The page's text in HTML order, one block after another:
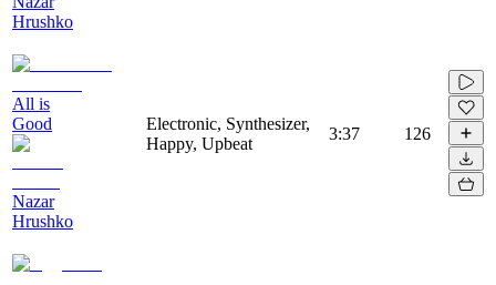
Hrushko
All is
Good
Nazar
Hrushko
Electronic, Synthesizer,
Happy, Upbeat
3:37 126